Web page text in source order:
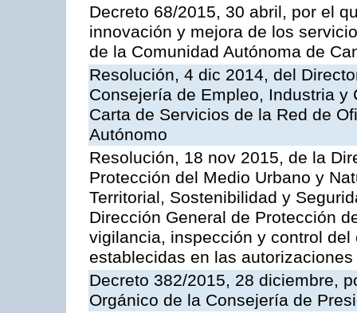
Decreto 68/2015, 30 abril, por el
innovación y mejora de los
de la Comunidad Autónoma de
Resolución, 4 dic 2014, del
Consejería de Empleo, Industria
Carta de Servicios de la Red de
Autónomo
Resolución, 18 nov 2015, de la
Protección del Medio Urbano y
Territorial, Sostenibilidad y
Dirección General de Protección
vigilancia, inspección y control
establecidas en las
Decreto 382/2015, 28 diciembre,
Orgánico de la Consejería de